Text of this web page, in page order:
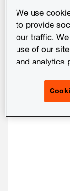
We use
to provide
our traffic.
use of our
and analytics